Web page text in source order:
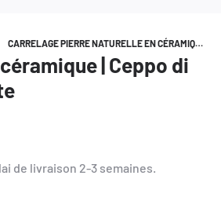
CARRELAGE PIERRE NATURELLE EN CÉRAMIQUE
| Ceppo di
de livraison 2-3 semaines.